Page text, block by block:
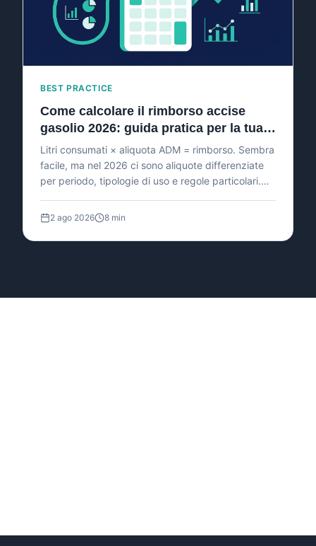
BEST PRACTICE
Come calcolare il rimborso accise
gasolio 2026: guida pratica per la tua
flotta
Litri consumati × aliquota ADM = rimborso. Sembra
facile, ma nel 2026 ci sono aliquote differenziate
per periodo, tipologie di uso e regole particolari.
2 ago 2026 8 min